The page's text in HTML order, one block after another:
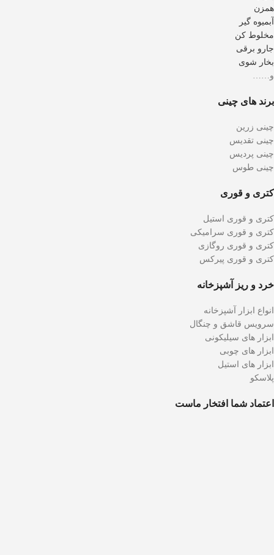
همزن
آبمیوه گیر
مخلوط کن
جارو برقی
بخار شوی
و……
برند های چینی
چینی زرین
چینی تقدیس
چینی پردیس
چینی طوس
کتری و قوری
کتری و قوری استیل
کتری و قوری سرامیکی
کتری و قوری روگازی
کتری و قوری پیرکس
خرد و ریز آشپزخانه
انواع ابزار آشپزخانه
سرویس قاشق و چنگال
ابزار های سیلیکونی
ابزار های چوبی
ابزار های استیل
پلاسکو
اعتماد شما افتخار ماست